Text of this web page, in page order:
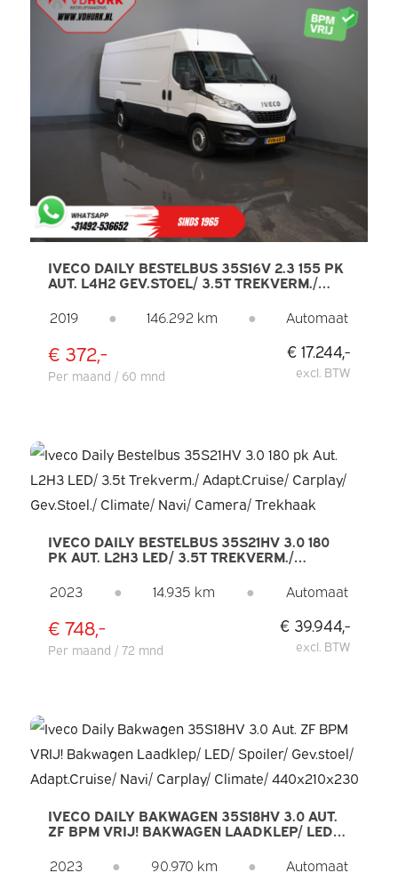
IVECO DAILY BESTELBUS 35S16V 2.3 155 PK
AUT. L4H2 GEV.STOEL/ 3.5T TREKVERM./
CLIMATE/ CRUISE
2019 ● 146.292 km ● Automaat
€ 372,-
Per maand / 60 mnd
€ 17.244,-
excl. BTW
IVECO DAILY BESTELBUS 35S21HV 3.0 180
PK AUT. L2H3 LED/ 3.5T TREKVERM./
CLIMATE/ NAVI/ CAMERA/ TREKHAAK
2023 ● 14.935 km ● Automaat
€ 748,-
Per maand / 72 mnd
€ 39.944,-
excl. BTW
IVECO DAILY BAKWAGEN 35S18HV 3.0 AUT.
ZF BPM VRIJ! BAKWAGEN LAADKLEP/ LED/
CARPLAY/ CLIMATE/ 440X210X230
2023 ● 90.970 km ● Automaat